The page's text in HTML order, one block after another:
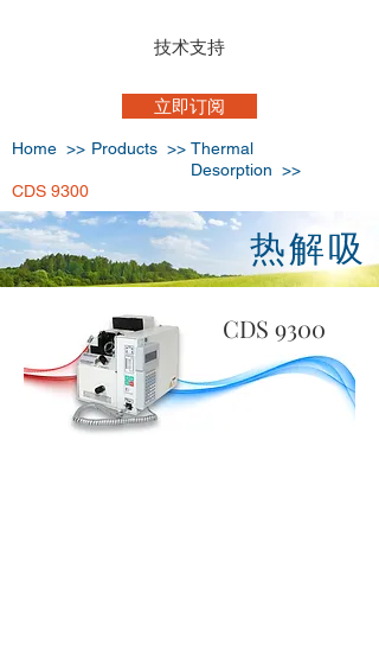
技术支持
立即订阅
Home >> Products >> Thermal
Desorption >>
CDS 9300
热解吸
CDS 9300